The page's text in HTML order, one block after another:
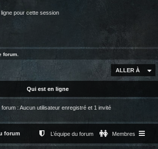
pour cette session
forum.
ALLER À
Qui est en ligne
: Aucun utilisateur enregistré et 1 invité
forum Membres
L’équipe du forum